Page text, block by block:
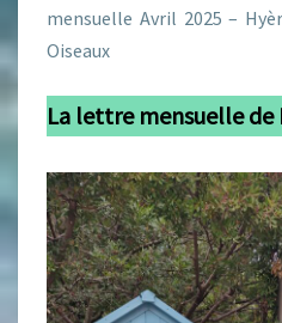
mensuelle Avril 2025 –
Oiseaux
La lettre mensuelle de